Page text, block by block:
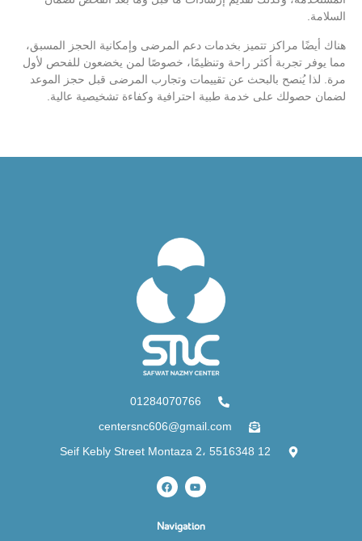
السلامة.
هناك أيضًا مراكز تتميز بخدمات دعم المرضى وإمكانية الحجز المسبق،
مما يوفر تجربة أكثر راحة وتنظيمًا، خصوصًا لمن يخضعون للفحص لأول
مرة. لذا يُنصح بالبحث عن تقييمات وتجارب المرضى قبل حجز الموعد
لضمان حصولك على خدمة طبية احترافية وكفاءة تشخيصية عالية.
01284070766
centersnc606@gmail.com
12 Seif Kebly Street Montaza 2، 5516348
Navigation